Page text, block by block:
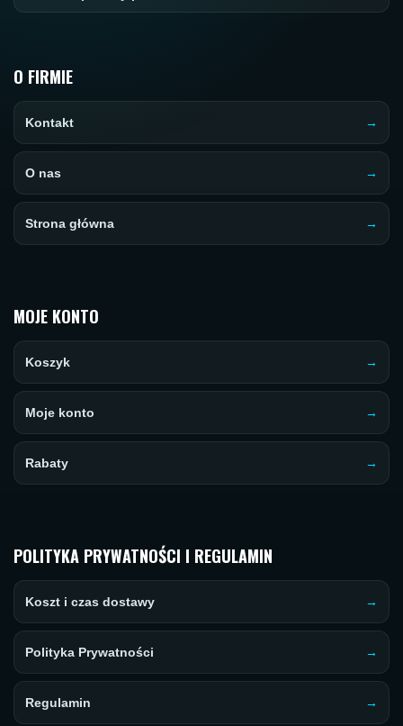
O FIRMIE
Kontakt
O nas
Strona główna
MOJE KONTO
Koszyk
Moje konto
Rabaty
POLITYKA PRYWATNOŚCI I REGULAMIN
Koszt i czas dostawy
Polityka Prywatności
Regulamin